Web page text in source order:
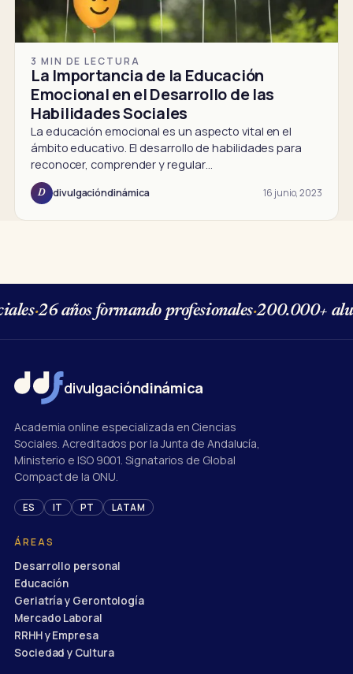
3 MIN DE LECTURA
La Importancia de la Educación
Emocional en el Desarrollo de las
Habilidades Sociales
La educación emocional es un aspecto vital en el
ámbito educativo. El desarrollo de habilidades para
reconocer, comprender y regular…
D divulgacióndinámica 16 junio, 2023
·26 años formando profesionales·200.000+
divulgacióndinámica
Academia online especializada en Ciencias
Sociales. Acreditados por la Junta de Andalucía,
Ministerio e ISO 9001. Signatarios de Global
Compact de la ONU.
ES IT PT LATAM
ÁREAS
Desarrollo personal
Educación
Geriatría y Gerontología
Mercado Laboral
RRHH y Empresa
Sociedad y Cultura